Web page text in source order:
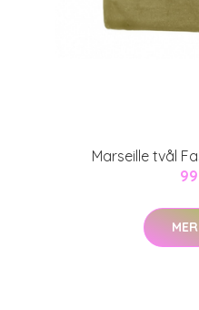
Marseille tvål